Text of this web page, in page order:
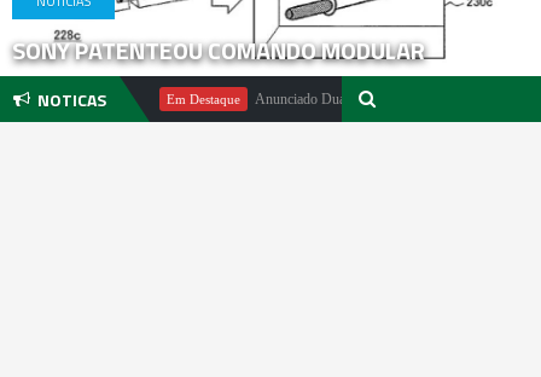
SONY PATENTEOU COMANDO MODULAR
NOTICAS
Pachter Em Destaque Anunciado DualSense The Last of Us Limited Edition